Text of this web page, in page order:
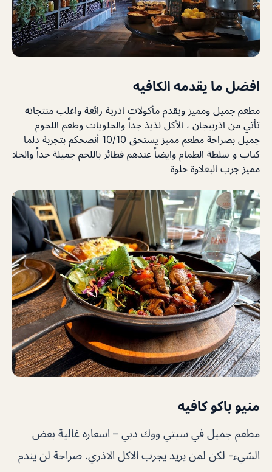
افضل ما يقدمه الكافيه
‫مطعم جميل ومميز ويقدم مأكولات اذرية رائعة واغلب منتجاته
تأتي من اذربيجان ، الأكل لذيذ جداً والحلويات وطعم اللحوم
جميل بصراحة مطعم مميز يستحق 10/10 أنصحكم بتجربة دلما
كباب و سلطة الطمام وايضاً عندهم فطائر باللحم جميلة جداً والحلا
مميز جرب البقلاوة حلوة‬
منيو باكو كافيه
مطعم جميل في سيتي ووك دبي – اسعاره غالية بعض
الشيء- لكن لمن يريد يجرب الاكل الاذري. صراحة لن يندم